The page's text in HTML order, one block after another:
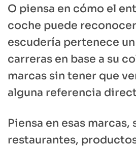
O piensa en cómo el
coche puede
escudería pertenece
carreras en base a su
marcas sin tener que
alguna referencia
Piensa en esas marcas,
restaurantes,